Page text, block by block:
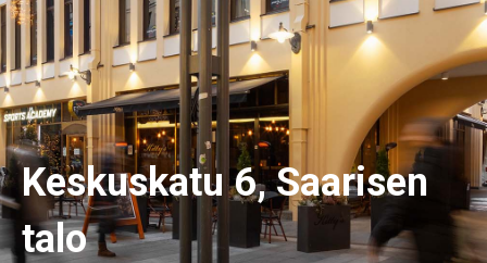
Keskuskatu 6, Saarisen
talo